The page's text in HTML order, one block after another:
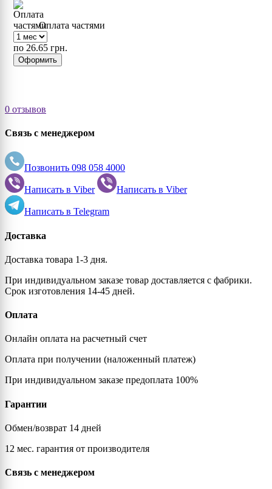
Оплата частями
по 26.65 грн.
Оформить
0 отзывов
Связь с менеджером
Позвонить 098 058 4000
Написать в Viber Написать в Viber
Написать в Telegram
Доставка
Доставка товара 1-3 дня.
При индивидуальном заказе товар доставляется с фабрики.
Срок изготовления 14-45 дней.
Оплата
Онлайн оплата на расчетный счет
Оплата при получении (наложенный платеж)
При индивидуальном заказе предоплата 100%
Гарантии
Обмен/возврат 14 дней
12 мес. гарантия от производителя
Связь с менеджером